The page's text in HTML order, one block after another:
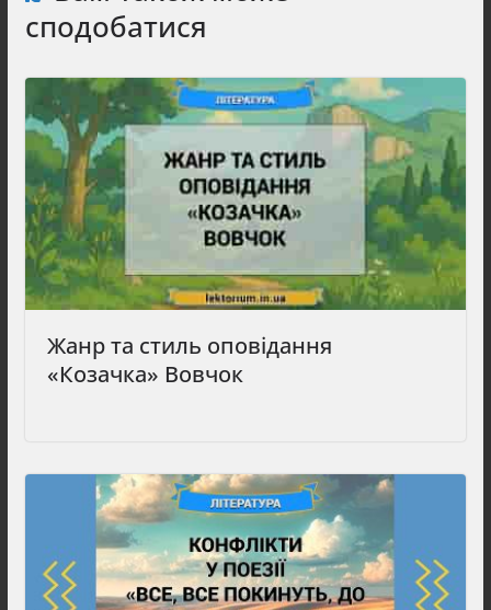
сподобатися
Жанр та стиль оповідання
«Козачка» Вовчок